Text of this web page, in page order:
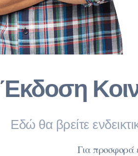
Έκδοση
Εδώ θα βρείτε
Για προσφορά